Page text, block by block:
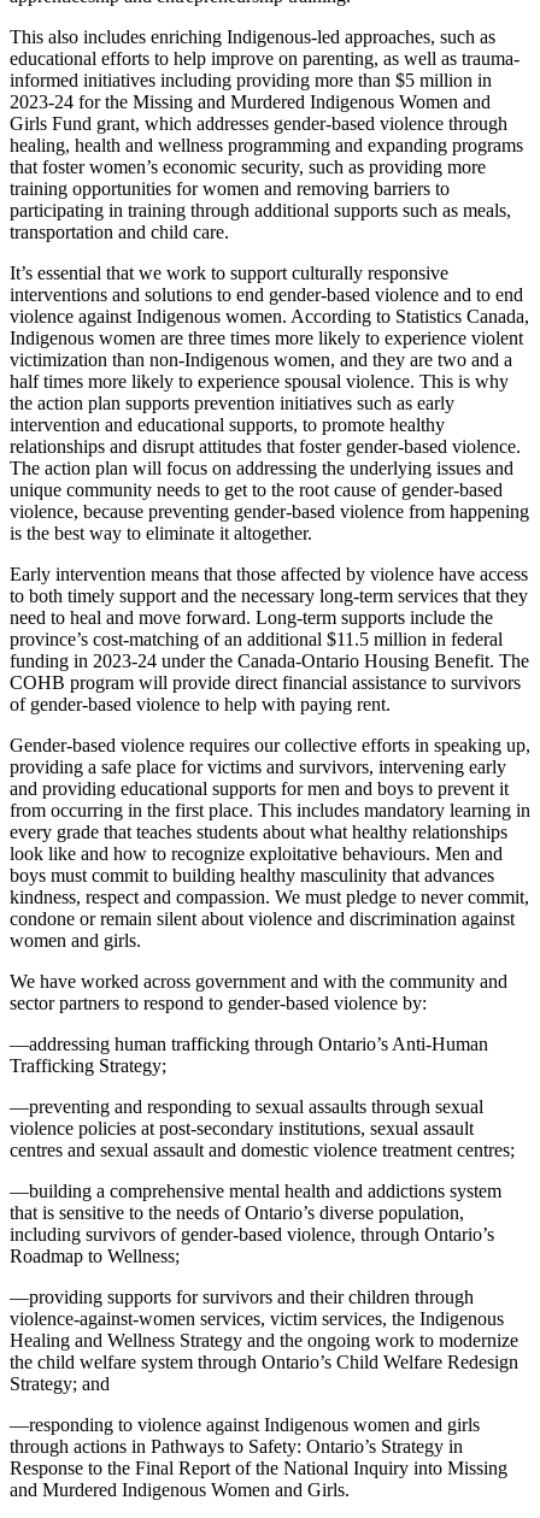
This also includes enriching Indigenous-led approaches, such as
educational efforts to help improve on parenting, as well as trauma-
informed initiatives including providing more than $5 million in
2023-24 for the Missing and Murdered Indigenous Women and
Girls Fund grant, which addresses gender-based violence through
healing, health and wellness programming and expanding programs
that foster women’s economic security, such as providing more
training opportunities for women and removing barriers to
participating in training through additional supports such as meals,
transportation and child care.
It’s essential that we work to support culturally responsive
interventions and solutions to end gender-based violence and to end
violence against Indigenous women. According to Statistics Canada,
Indigenous women are three times more likely to experience violent
victimization than non-Indigenous women, and they are two and a
half times more likely to experience spousal violence. This is why
the action plan supports prevention initiatives such as early
intervention and educational supports, to promote healthy
relationships and disrupt attitudes that foster gender-based violence.
The action plan will focus on addressing the underlying issues and
unique community needs to get to the root cause of gender-based
violence, because preventing gender-based violence from happening
is the best way to eliminate it altogether.
Early intervention means that those affected by violence have access
to both timely support and the necessary long-term services that they
need to heal and move forward. Long-term supports include the
province’s cost-matching of an additional $11.5 million in federal
funding in 2023-24 under the Canada-Ontario Housing Benefit. The
COHB program will provide direct financial assistance to survivors
of gender-based violence to help with paying rent.
Gender-based violence requires our collective efforts in speaking up,
providing a safe place for victims and survivors, intervening early
and providing educational supports for men and boys to prevent it
from occurring in the first place. This includes mandatory learning in
every grade that teaches students about what healthy relationships
look like and how to recognize exploitative behaviours. Men and
boys must commit to building healthy masculinity that advances
kindness, respect and compassion. We must pledge to never commit,
condone or remain silent about violence and discrimination against
women and girls.
We have worked across government and with the community and
sector partners to respond to gender-based violence by:
—addressing human trafficking through Ontario’s Anti-Human
Trafficking Strategy;
—preventing and responding to sexual assaults through sexual
violence policies at post-secondary institutions, sexual assault
centres and sexual assault and domestic violence treatment centres;
—building a comprehensive mental health and addictions system
that is sensitive to the needs of Ontario’s diverse population,
including survivors of gender-based violence, through Ontario’s
Roadmap to Wellness;
—providing supports for survivors and their children through
violence-against-women services, victim services, the Indigenous
Healing and Wellness Strategy and the ongoing work to modernize
the child welfare system through Ontario’s Child Welfare Redesign
Strategy; and
—responding to violence against Indigenous women and girls
through actions in Pathways to Safety: Ontario’s Strategy in
Response to the Final Report of the National Inquiry into Missing
and Murdered Indigenous Women and Girls.